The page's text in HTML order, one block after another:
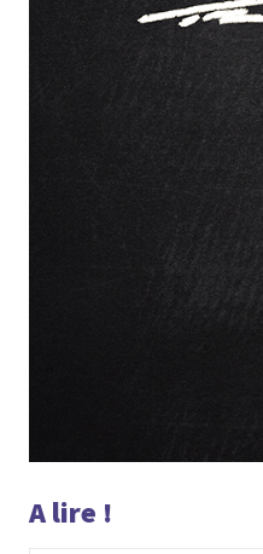
A lire !